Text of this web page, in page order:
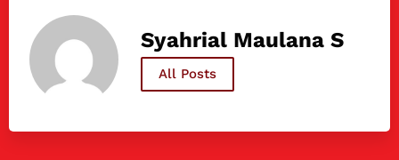
Syahrial Maulana S
All Posts